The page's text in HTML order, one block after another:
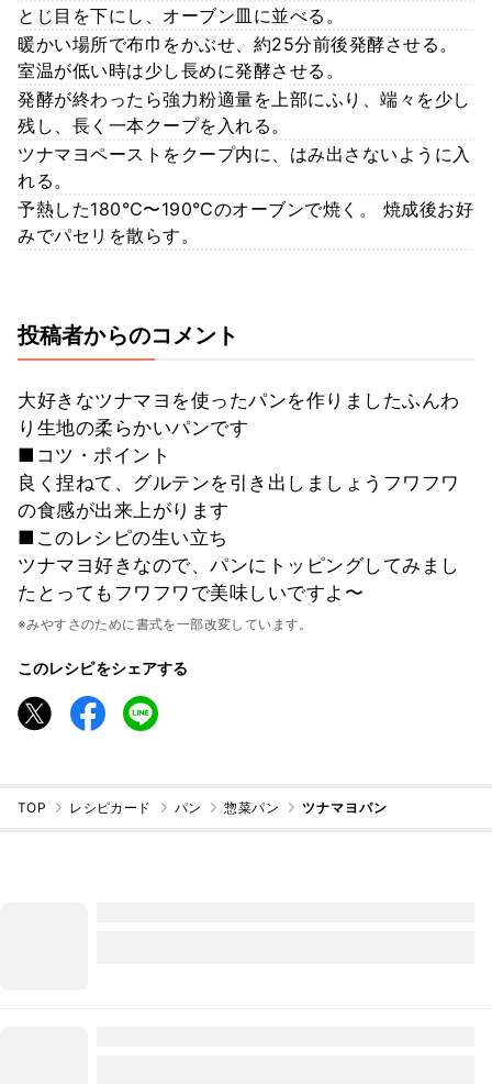
とじ目を下にし、オーブン皿に並べる。
暖かい場所で布巾をかぶせ、約25分前後発酵させる。
室温が低い時は少し長めに発酵させる。
発酵が終わったら強力粉適量を上部にふり、端々を少し
残し、長く一本クープを入れる。
ツナマヨペーストをクープ内に、はみ出さないように入
れる。
予熱した180℃〜190℃のオーブンで焼く。 焼成後お好
みでパセリを散らす。
投稿者からのコメント
大好きなツナマヨを使ったパンを作りましたふんわ
り生地の柔らかいパンです
■コツ・ポイント
良く捏ねて、グルテンを引き出しましょうフワフワ
の食感が出来上がります
■このレシピの生い立ち
ツナマヨ好きなので、パンにトッピングしてみまし
たとってもフワフワで美味しいですよ〜
※みやすさのために書式を一部改変しています。
このレシピをシェアする
TOP レシピカード パン 惣菜パン ツナマヨパン